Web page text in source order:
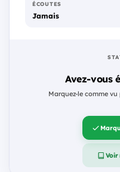
ÉCOUTES
Jamais
Avez-vous
Marquez-le comme
Voir